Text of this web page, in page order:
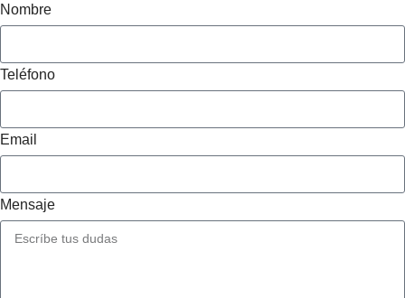
Nombre
Teléfono
Email
Mensaje